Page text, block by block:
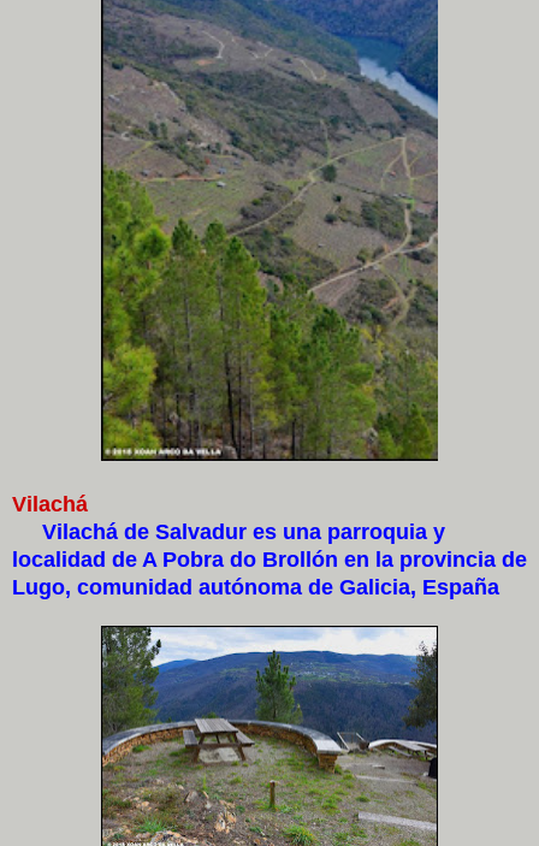
Vilachá
Vilachá de Salvadur es una parroquia y
localidad de A Pobra do Brollón en la provincia de
Lugo, comunidad autónoma de Galicia, España